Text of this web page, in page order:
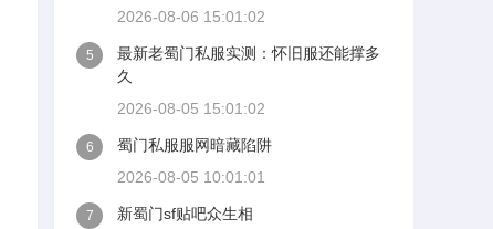
2026-08-06 15:01:02
5
最新老蜀门私服实测：怀旧服还能撑多
久
2026-08-05 15:01:02
6
蜀门私服服网暗藏陷阱
2026-08-05 10:01:01
7
新蜀门sf贴吧众生相